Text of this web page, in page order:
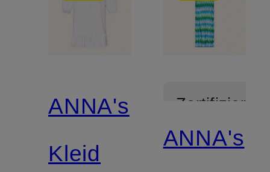
ANNA's
Kleid
Zertifiziert
ANNA's